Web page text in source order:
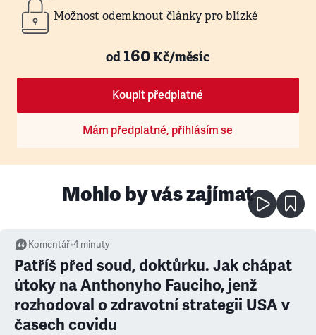
Možnost odemknout články pro blízké
od160Kč/měsíc
Koupit předplatné
Mám předplatné, přihlásím se
Mohlo by vás zajímat
Komentář•4 minuty
Patříš před soud, doktůrku. Jak chápat
útoky na Anthonyho Fauciho, jenž
rozhodoval o zdravotní strategii USA v
časech covidu